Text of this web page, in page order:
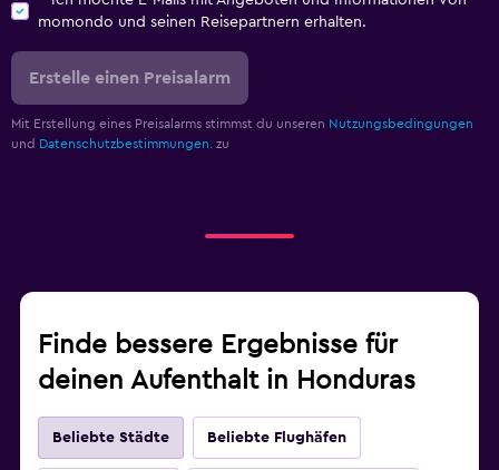
momondo und seinen Reisepartnern erhalten.
Erstelle einen Preisalarm
Mit Erstellung eines Preisalarms stimmst du unseren Nutzungsbedingungen
und Datenschutzbestimmungen. zu
Finde bessere Ergebnisse für
deinen Aufenthalt in Honduras
Beliebte Städte Beliebte Flughäfen